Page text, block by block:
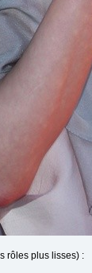
rôles plus lisses) :